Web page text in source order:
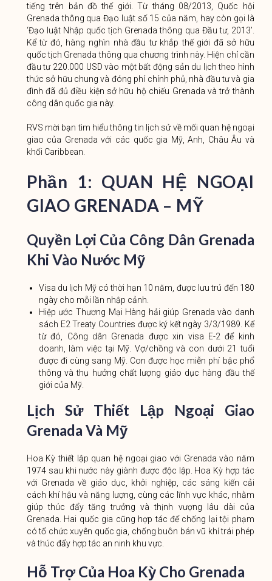
tiếng trên bản đồ thế giới. Từ tháng 08/2013, Quốc hội
Grenada thông qua Đạo luật số 15 của năm, hay còn gọi là
‘Đạo luật Nhập quốc tịch Grenada thông qua Đầu tư, 2013’.
Kể từ đó, hàng nghìn nhà đầu tư khắp thế giới đã sở hữu
quốc tịch Grenada thông qua chương trình này. Hiện chỉ cần
đầu tư 220.000 USD vào một bất động sản du lịch theo hình
thức sở hữu chung và đóng phí chính phủ, nhà đầu tư và gia
đình đã đủ điều kiện sở hữu hộ chiếu Grenada và trở thành
công dân quốc gia này.
RVS mời bạn tìm hiểu thông tin lịch sử về mối quan hệ ngoại
giao của Grenada với các quốc gia Mỹ, Anh, Châu Âu và
khối Caribbean.
Phần 1: QUAN HỆ NGOẠI
GIAO GRENADA – MỸ
Quyền Lợi Của Công Dân Grenada
Khi Vào Nước Mỹ
Visa du lịch Mỹ có thời hạn 10 năm, được lưu trú đến 180
ngày cho mỗi lần nhập cảnh.
Hiệp ước Thương Mại Hàng hải giúp Grenada vào danh
sách E2 Treaty Countries được ký kết ngày 3/3/1989. Kể
từ đó, Công dân Grenada được xin visa E-2 để kinh
doanh, làm việc tại Mỹ. Vợ/chồng và con dưới 21 tuổi
được đi cùng sang Mỹ. Con được học miễn phí bậc phổ
thông và thụ hưởng chất lượng giáo dục hàng đầu thế
giới của Mỹ.
Lịch Sử Thiết Lập Ngoại Giao
Grenada Và Mỹ
Hoa Kỳ thiết lập quan hệ ngoại giao với Grenada vào năm
1974 sau khi nước này giành được độc lập. Hoa Kỳ hợp tác
với Grenada về giáo dục, khởi nghiệp, các sáng kiến ​​cải
cách khí hậu và năng lượng, cùng các lĩnh vực khác, nhằm
giúp thúc đẩy tăng trưởng và thịnh vượng lâu dài của
Grenada. Hai quốc gia cũng hợp tác để chống lại tội phạm
có tổ chức xuyên quốc gia, chống buôn bán vũ khí trái phép
và thúc đẩy hợp tác an ninh khu vực.
Hỗ Trợ Của Hoa Kỳ Cho Grenada